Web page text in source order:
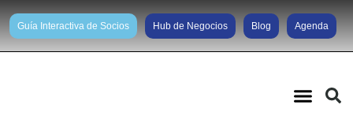
Guía Interactiva de Socios Hub de Negocios Blog Agenda